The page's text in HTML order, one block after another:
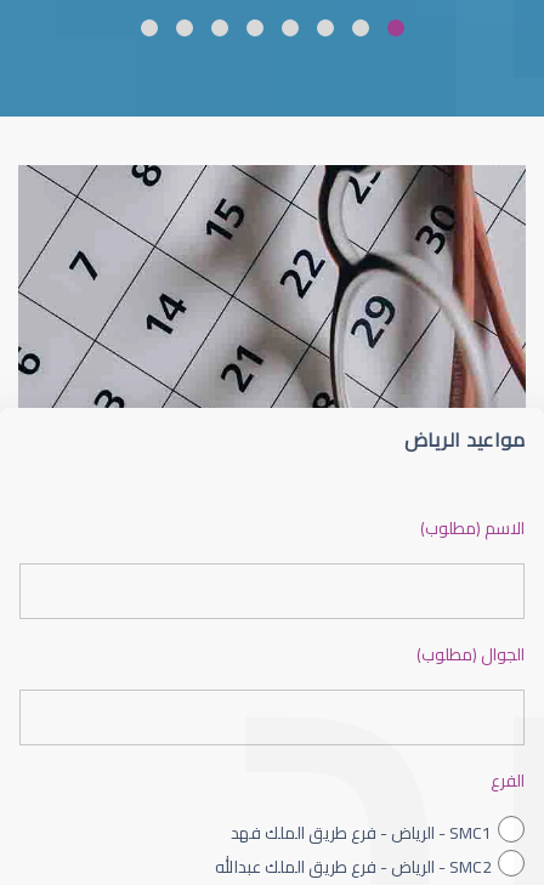
قلوبال لرعاية العين ضعف نظر
ضعف نظر الاطفال
مواعيد الرياض
الاسم (مطلوب)
الجوال (مطلوب)
الفرع
SMC1 - الرياض - فرع طريق الملك فهد
SMC2 - الرياض - فرع طريق الملك عبدالله